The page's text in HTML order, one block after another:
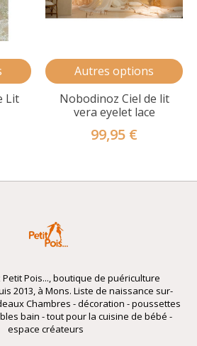
Lit
Autres options
Nobodinoz Ciel de lit
vera eyelet lace
99,95 €
Pois..., boutique de puériculture
2013, à Mons. Liste de naissance sur-
Chambres - décoration - poussettes
bain - tout pour la cuisine de bébé -
espace créateurs